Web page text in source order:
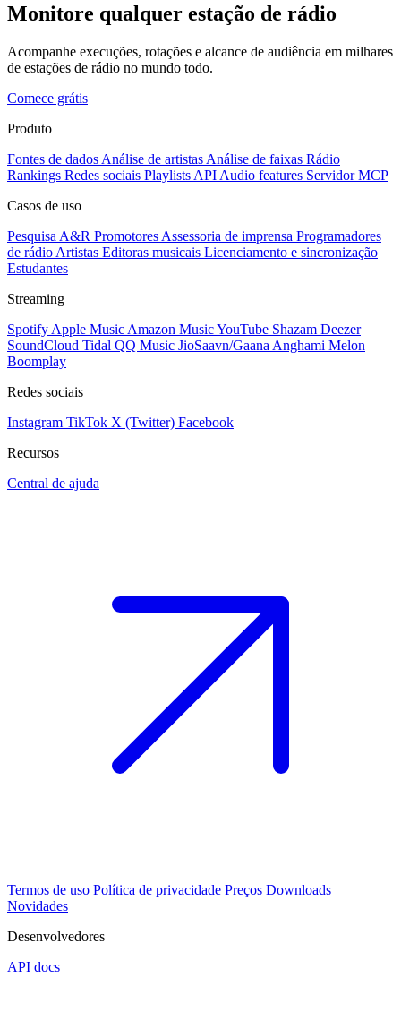
Monitore qualquer estação de rádio
Acompanhe execuções, rotações e alcance de audiência em milhares
de estações de rádio no mundo todo.
Comece grátis
Produto
Fontes de dados Análise de artistas Análise de faixas Rádio
Rankings Redes sociais Playlists API Audio features Servidor MCP
Casos de uso
Pesquisa A&R Promotores Assessoria de imprensa Programadores
de rádio Artistas Editoras musicais Licenciamento e sincronização
Estudantes
Streaming
Spotify Apple Music Amazon MusicYouTube Shazam Deezer
SoundCloud Tidal QQ Music JioSaavn/Gaana Anghami Melon
Boomplay
Redes sociais
Instagram TikTok X (Twitter) Facebook
Recursos
Central de ajuda
Termos de uso Política de privacidade Preços Downloads
Novidades
Desenvolvedores
API docs